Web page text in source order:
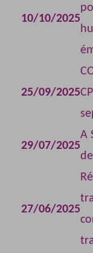
10/10/2025
25/09/2025
29/07/2025
A
27/06/2025